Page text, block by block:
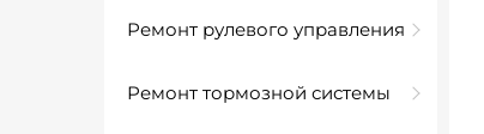
Ремонт рулевого управления
Ремонт тормозной системы